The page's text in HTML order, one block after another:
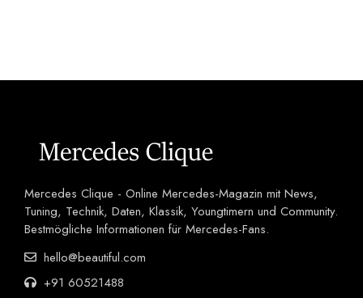
Mercedes Clique - Online Mercedes-Magazin mit News,
Tuning, Technik, Daten, Klassik, Youngtimern und Community.
Bestmögliche Informationen für Mercedes-Fans.
hello@beautiful.com
+91 60521488